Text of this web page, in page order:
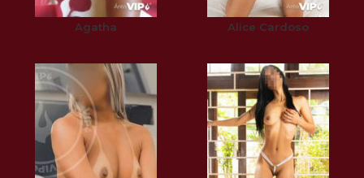
Agatha Alice Cardoso